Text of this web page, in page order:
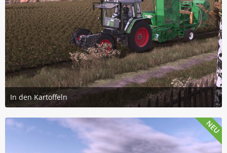
In den Kartoffeln
26. Juli 2026 um 14:08
2
NEU